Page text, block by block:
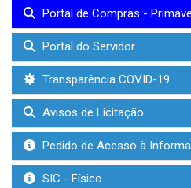
Portal de Compras -
Portal do Servidor
Transparência COVID-19
Avisos de Licitação
Pedido de Acesso à
SIC - Físico